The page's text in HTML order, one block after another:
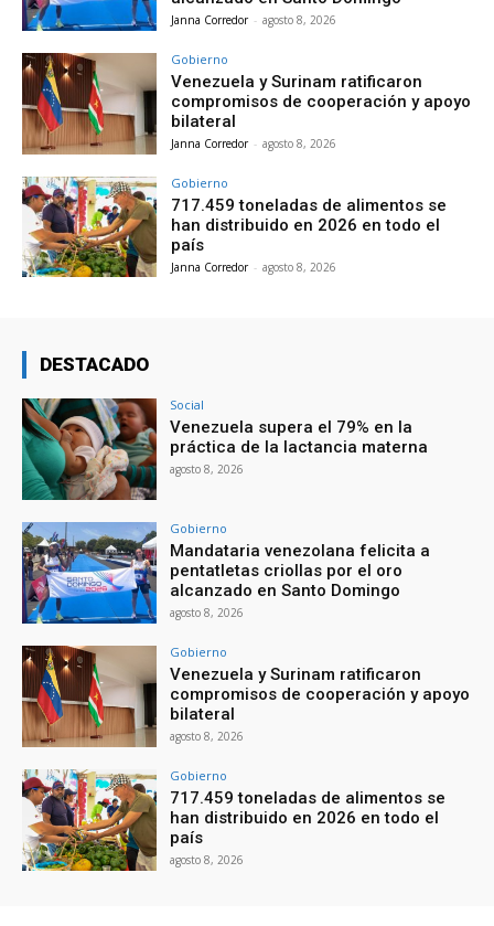
Janna Corredor - agosto 8, 2026
Gobierno
Venezuela y Surinam ratificaron
compromisos de cooperación y apoyo
bilateral
Janna Corredor - agosto 8, 2026
Gobierno
717.459 toneladas de alimentos se
han distribuido en 2026 en todo el
país
Janna Corredor - agosto 8, 2026
DESTACADO
Social
Venezuela supera el 79% en la
práctica de la lactancia materna
agosto 8, 2026
Gobierno
Mandataria venezolana felicita a
pentatletas criollas por el oro
alcanzado en Santo Domingo
agosto 8, 2026
Gobierno
Venezuela y Surinam ratificaron
compromisos de cooperación y apoyo
bilateral
agosto 8, 2026
Gobierno
717.459 toneladas de alimentos se
han distribuido en 2026 en todo el
país
agosto 8, 2026